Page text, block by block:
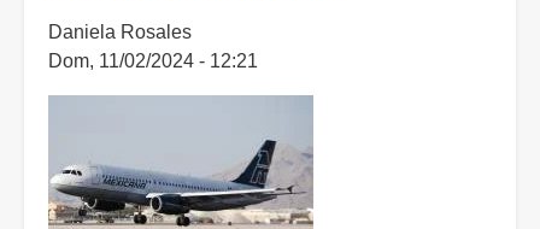
contra
Mexicana
Daniela Rosales
Dom, 11/02/2024 - 12:21